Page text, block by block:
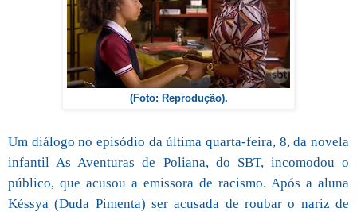
(Foto: Reprodução).
Um diálogo no episódio da última quarta-feira, 8, da novela
infantil As Aventuras de Poliana, do SBT, incomodou o
público, que acusou a emissora de racismo. Após a aluna
Késsya (Duda Pimenta) ser acusada de roubar o nariz de